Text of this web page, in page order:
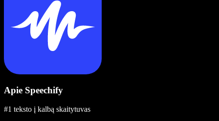
Apie Speechify
#1 teksto į kalbą skaitytuvas